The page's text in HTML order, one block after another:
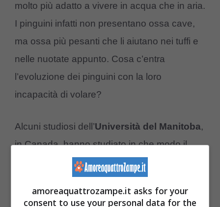
molto più adatto a vivere in acqua che in aria.
I pinguini infatti non presentano ossa cave,
ma ossa più pesanti che li aiutano nei tuffi e
nelle nuotate appunto. Cosa c’entra
l’evoluzione dei pinguini con la loro
incapacità di volare?
Alcuni studiosi dell’Università del Manitoba,
in Canada, hanno studiato in che modo il
pinguino ha progressivamente perso la sua
capacità di volare. Un articolo pubblicato su
Proceedings of theNational Academy of
amoreaquattrozampe.it asks for your
consent to use your personal data for the